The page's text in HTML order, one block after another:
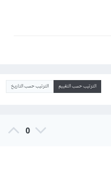
الترتيب حسب التقييم الترتيب حسب التاريخ
0